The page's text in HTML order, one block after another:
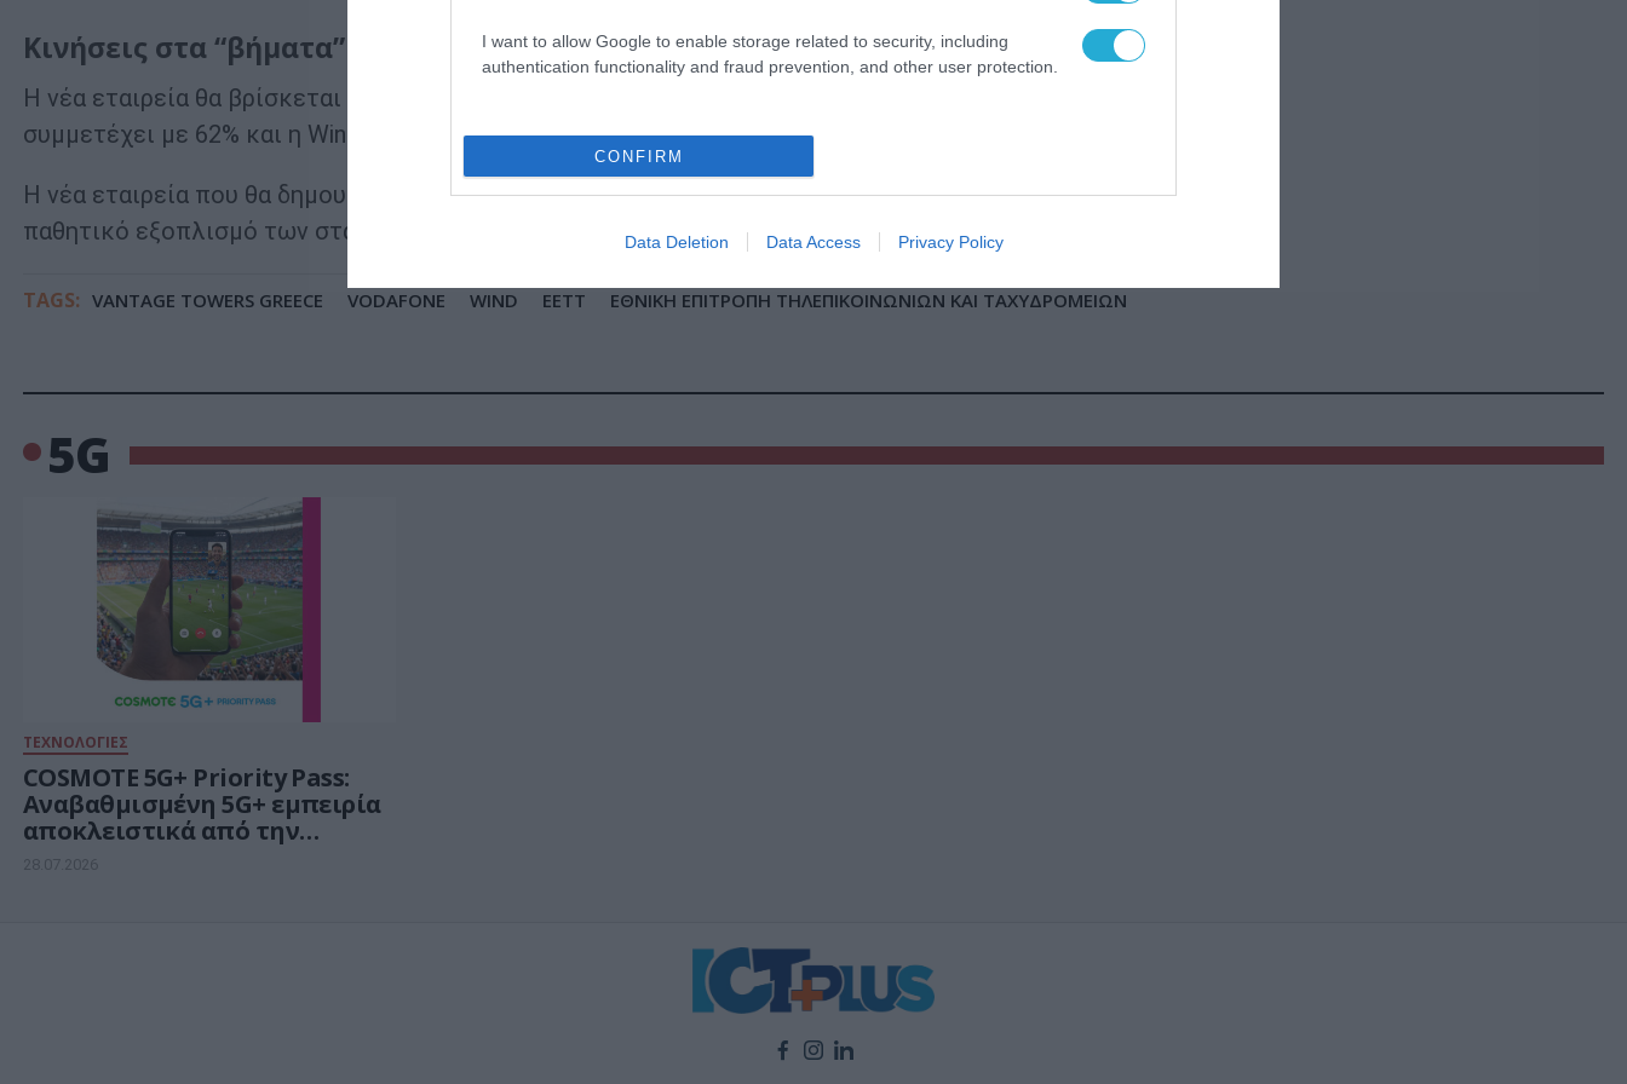
I want to allow Google to enable storage related to security, including
authentication functionality and fraud prevention, and other user protection.
CONFIRM
Data Deletion Data Access Privacy Policy
Κινήσεις στα “βήματα” των διεθνών αγορών
Η νέα εταιρεία θα βρίσκεται υπό τον αποκλειστικό έλεγχο της εταιρείας VODAFONE, η οποία θα
συμμετέχει με 62% και η Wind με 38%.
Η νέα εταιρεία που θα δημουργηθεί τις επόμενες μέρες, θα διαθέτει και θα διαχειρίζεται τον
παθητικό εξοπλισμό των σταθμών βάσης κινητής τηλεφωνίας για τις δύο εταιρείες στην Ελλάδα.
TAGS: VANTAGE TOWERS GREECE VODAFONE WIND ΕΕΤΤ ΕΘΝΙΚΗ ΕΠΙΤΡΟΠΗ ΤΗΛΕΠΙΚΟΙΝΩΝΙΩΝ ΚΑΙ ΤΑΧΥΔΡΟΜΕΙΩΝ
5G
ΤΕΧΝΟΛΟΓΙΕΣ
COSMOTE 5G+ Priority Pass:
Αναβαθμισμένη 5G+ εμπειρία
αποκλειστικά από την
COSMOTE TELEKOM
28.07.2026